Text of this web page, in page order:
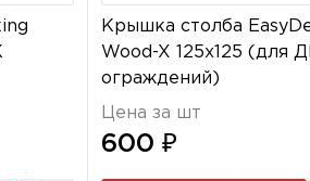
Крышка столба
Wood-X 125х125 (для
ограждений)
Цена за шт
600 ₽